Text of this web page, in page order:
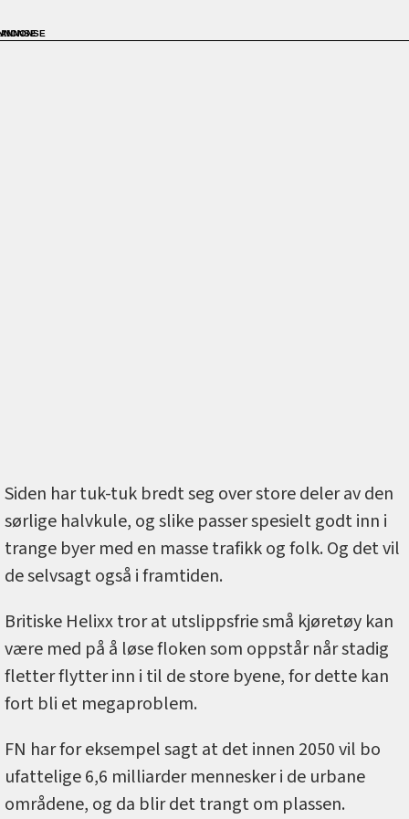
Siden har tuk-tuk bredt seg over store deler av den
sørlige halvkule, og slike passer spesielt godt inn i
trange byer med en masse trafikk og folk. Og det vil
de selvsagt også i framtiden.
Britiske Helixx tror at utslippsfrie små kjøretøy kan
være med på å løse floken som oppstår når stadig
fletter flytter inn i til de store byene, for dette kan
fort bli et megaproblem.
FN har for eksempel sagt at det innen 2050 vil bo
ufattelige 6,6 milliarder mennesker i de urbane
områdene, og da blir det trangt om plassen.